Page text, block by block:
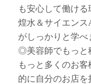
も安心して働ける
煌水＆サイエン
がしっかりと学べ
◎美容師でもっと
もっと多くのお
的に自分のお店